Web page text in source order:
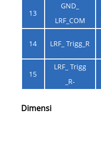
13
GND_
LRF_COM
14 LRF_ Trigg_R
15
LRF_ Trigg
_R-
Dimensi